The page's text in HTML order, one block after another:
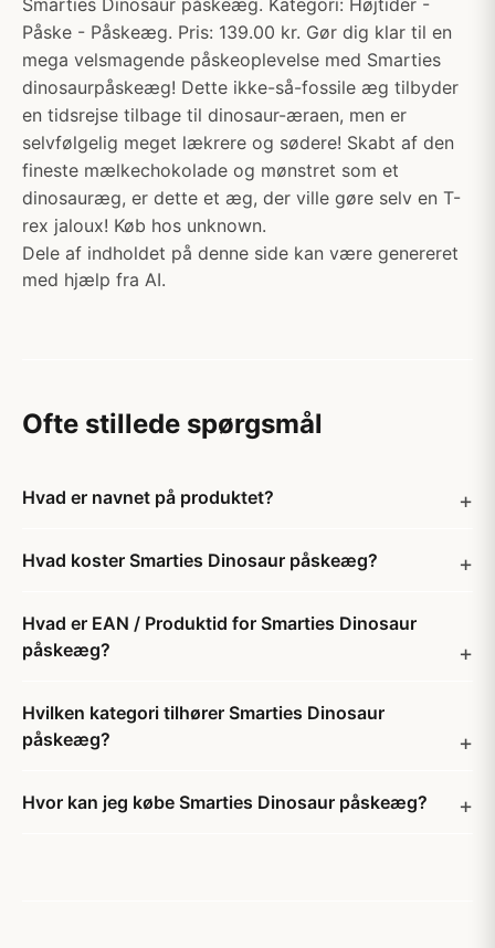
Smarties Dinosaur påskeæg. Kategori: Højtider -
Påske - Påskeæg. Pris: 139.00 kr. Gør dig klar til en
mega velsmagende påskeoplevelse med Smarties
dinosaurpåskeæg! Dette ikke-så-fossile æg tilbyder
en tidsrejse tilbage til dinosaur-æraen, men er
selvfølgelig meget lækrere og sødere! Skabt af den
fineste mælkechokolade og mønstret som et
dinosauræg, er dette et æg, der ville gøre selv en T-
rex jaloux! Køb hos unknown.
Dele af indholdet på denne side kan være genereret
med hjælp fra AI.
Ofte stillede spørgsmål
Hvad er navnet på produktet?
Hvad koster Smarties Dinosaur påskeæg?
Hvad er EAN / Produktid for Smarties Dinosaur
påskeæg?
Hvilken kategori tilhører Smarties Dinosaur
påskeæg?
Hvor kan jeg købe Smarties Dinosaur påskeæg?